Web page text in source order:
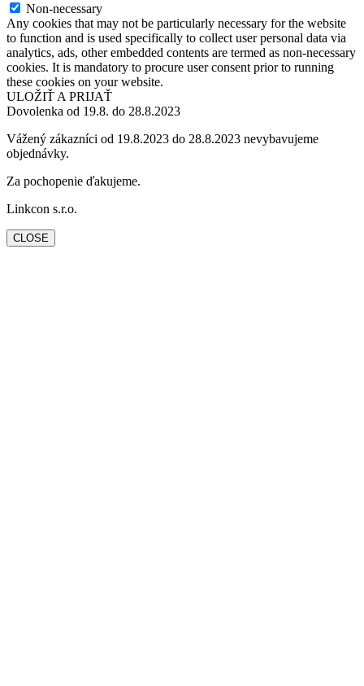
Non-necessary
Any cookies that may not be particularly necessary for the website
to function and is used specifically to collect user personal data via
analytics, ads, other embedded contents are termed as non-necessary
cookies. It is mandatory to procure user consent prior to running
these cookies on your website.
ULOŽIŤ A PRIJAŤ
Dovolenka od 19.8. do 28.8.2023
Vážený zákazníci od 19.8.2023 do 28.8.2023 nevybavujeme
objednávky.
Za pochopenie ďakujeme.
Linkcon s.r.o.
CLOSE